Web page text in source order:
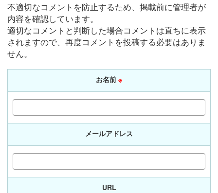
不適切なコメントを防止するため、掲載前に管理者が
内容を確認しています。
適切なコメントと判断した場合コメントは直ちに表示
されますので、再度コメントを投稿する必要はありま
せん。
お名前 ※
メールアドレス
URL